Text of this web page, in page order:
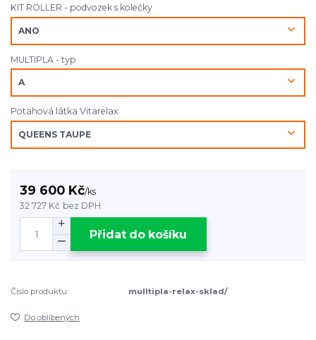
KIT ROLLER - podvozek s kolečky
MULTIPLA - typ
Potahová látka Vitarelax
39 600 Kč/ks
32 727 Kč bez DPH
Přidat do košíku
Číslo produktu: mulltipla-relax-sklad/
Do oblíbených